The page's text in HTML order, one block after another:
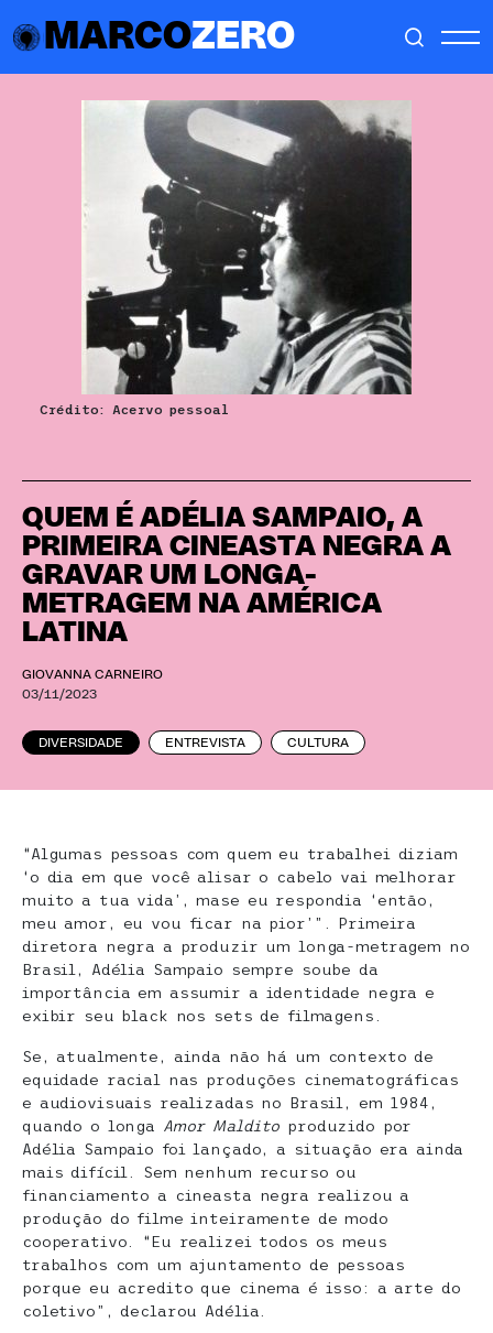
MARCOZERO
QUEM É ADÉLIA SAMPAIO, A
PRIMEIRA CINEASTA NEGRA A
GRAVAR UM LONGA-
METRAGEM NA AMÉRICA
LATINA
GIOVANNA CARNEIRO
03/11/2023
DIVERSIDADE ENTREVISTA CULTURA
Crédito: Acervo pessoal
“Algumas pessoas com quem eu trabalhei diziam
‘o dia em que você alisar o cabelo vai melhorar
muito a tua vida’, mase eu respondia ‘então,
meu amor, eu vou ficar na pior’”. Primeira
diretora negra a produzir um longa-metragem no
Brasil, Adélia Sampaio sempre soube da
importância em assumir a identidade negra e
exibir seu black nos sets de filmagens.
Se, atualmente, ainda não há um contexto de
equidade racial nas produções cinematográficas
e audiovisuais realizadas no Brasil, em 1984,
quando o longa Amor Maldito produzido por
Adélia Sampaio foi lançado, a situação era ainda
mais difícil. Sem nenhum recurso ou
financiamento a cineasta negra realizou a
produção do filme inteiramente de modo
cooperativo. “Eu realizei todos os meus
trabalhos com um ajuntamento de pessoas
porque eu acredito que cinema é isso: a arte do
coletivo”, declarou Adélia.